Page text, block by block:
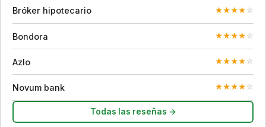
Bróker hipotecario ★★★★ ☆
Bondora ★★★★ ☆
Azlo ★★★★ ☆
Novum bank ★★★★ ☆
Todas las reseñas →